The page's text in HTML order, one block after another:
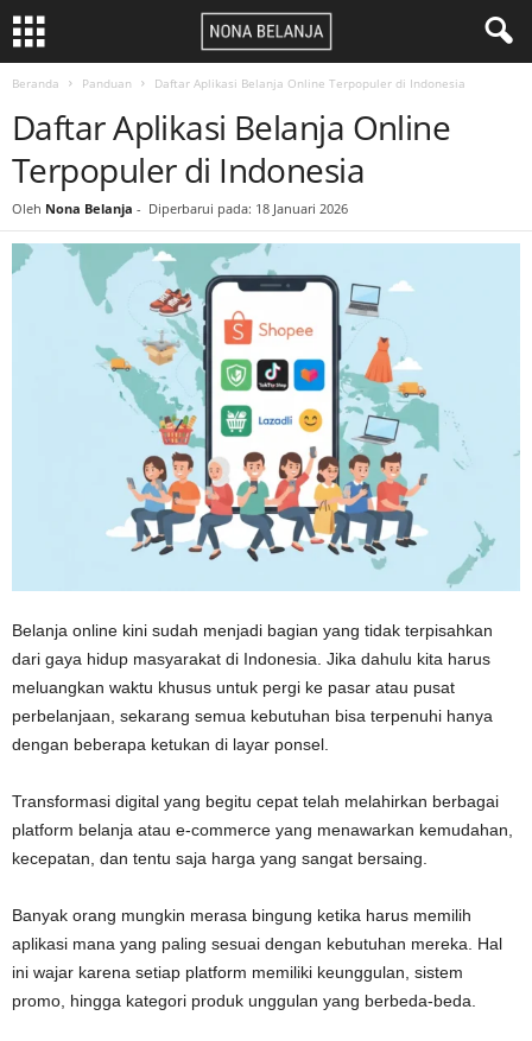
Beranda Panduan Daftar Aplikasi Belanja Online Terpopuler di Indonesia
Daftar Aplikasi Belanja Online
Terpopuler di Indonesia
Oleh Nona Belanja - Diperbarui pada: 18 Januari 2026
Belanja online kini sudah menjadi bagian yang tidak terpisahkan
dari gaya hidup masyarakat di Indonesia. Jika dahulu kita harus
meluangkan waktu khusus untuk pergi ke pasar atau pusat
perbelanjaan, sekarang semua kebutuhan bisa terpenuhi hanya
dengan beberapa ketukan di layar ponsel.
Transformasi digital yang begitu cepat telah melahirkan berbagai
platform belanja atau e-commerce yang menawarkan kemudahan,
kecepatan, dan tentu saja harga yang sangat bersaing.
Banyak orang mungkin merasa bingung ketika harus memilih
aplikasi mana yang paling sesuai dengan kebutuhan mereka. Hal
ini wajar karena setiap platform memiliki keunggulan, sistem
promo, hingga kategori produk unggulan yang berbeda-beda.